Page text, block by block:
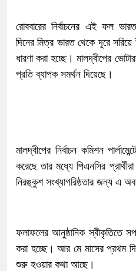
রোববারের নির্বাচনের এই ফল
দিনের মিত্র ভারত থেকে দূরে
ধারণা করা হচ্ছে। মালদ্বীপের
প্রতি ব্যাপক সমর্থন দিয়েছে।
মালদ্বীপের নির্বাচন কমিশন
করেছে তার মধ্যে পিএনসির
নিরঙ্কুশ সংখ্যাগরিষ্ঠতার জন্য এ
ফলাফলের আনুষ্ঠানিক স্বীকৃতিতে
করা হচ্ছে। আর মে মাসের প্রথম
শুরু হওয়ার কথা আছে।